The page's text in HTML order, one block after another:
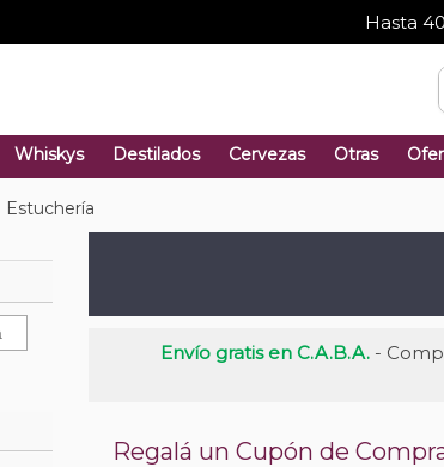
Hasta
Whiskys Destilados Cervezas Otras
Estuchería
Envío gratis en C.A.B.A. -
Regalá un Cupón de